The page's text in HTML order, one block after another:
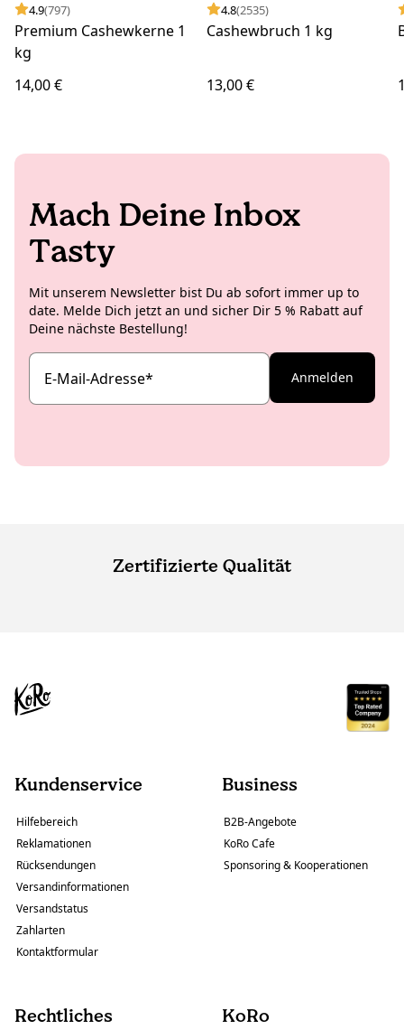
4.9(797)
Premium Cashewkerne 1
kg
14,00 €
4.8(2535)
Cashewbruch 1 kg
13,00 €
Mach Deine Inbox
Tasty
Mit unserem Newsletter bist Du ab sofort immer up to
date. Melde Dich jetzt an und sicher Dir 5 % Rabatt auf
Deine nächste Bestellung!
E-Mail-Adresse* Anmelden
Zertifizierte Qualität
Kundenservice
Hilfebereich
Reklamationen
Rücksendungen
Versandinformationen
Versandstatus
Zahlarten
Kontaktformular
Business
B2B-Angebote
KoRo Cafe
Sponsoring & Kooperationen
Rechtliches KoRo